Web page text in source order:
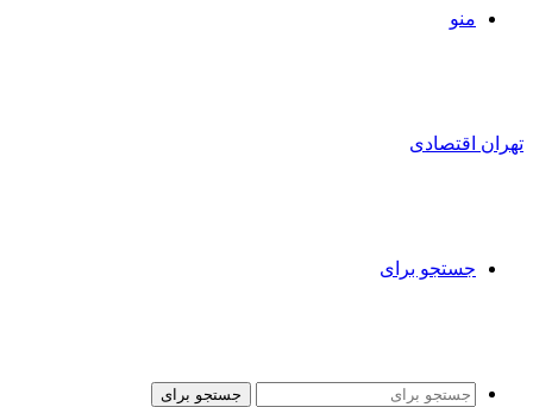
منو
تهران اقتصادی
جستجو برای
جستجو برای